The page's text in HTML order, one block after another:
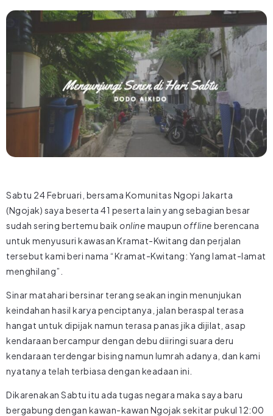
Sabtu 24 Februari, bersama Komunitas Ngopi Jakarta
(Ngojak) saya beserta 41 peserta lain yang sebagian besar
sudah sering bertemu baik online maupun offline berencana
untuk menyusuri kawasan Kramat-Kwitang dan perjalan
tersebut kami beri nama “Kramat-Kwitang: Yang lamat-lamat
menghilang”.
Sinar matahari bersinar terang seakan ingin menunjukan
keindahan hasil karya penciptanya, jalan beraspal terasa
hangat untuk dipijak namun terasa panas jika dijilat, asap
kendaraan bercampur dengan debu diiringi suara deru
kendaraan terdengar bising namun lumrah adanya, dan kami
nyatanya telah terbiasa dengan keadaan ini.
Dikarenakan Sabtu itu ada tugas negara maka saya baru
bergabung dengan kawan-kawan Ngojak sekitar pukul 12:00